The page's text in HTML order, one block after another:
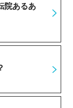
院あるあ